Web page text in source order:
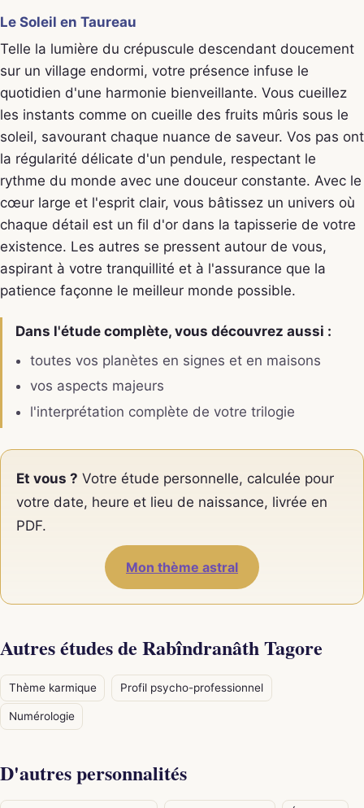
Le Soleil en Taureau
Telle la lumière du crépuscule descendant doucement
sur un village endormi, votre présence infuse le
quotidien d'une harmonie bienveillante. Vous cueillez
les instants comme on cueille des fruits mûris sous le
soleil, savourant chaque nuance de saveur. Vos pas ont
la régularité délicate d'un pendule, respectant le
rythme du monde avec une douceur constante. Avec le
cœur large et l'esprit clair, vous bâtissez un univers où
chaque détail est un fil d'or dans la tapisserie de votre
existence. Les autres se pressent autour de vous,
aspirant à votre tranquillité et à l'assurance que la
patience façonne le meilleur monde possible.
Dans l'étude complète, vous découvrez aussi :
toutes vos planètes en signes et en maisons
vos aspects majeurs
l'interprétation complète de votre trilogie
Et vous ? Votre étude personnelle, calculée pour
votre date, heure et lieu de naissance, livrée en
PDF.
Mon thème astral
Autres études de Rabîndranâth Tagore
Thème karmique Profil psycho-professionnel
Numérologie
D'autres personnalités